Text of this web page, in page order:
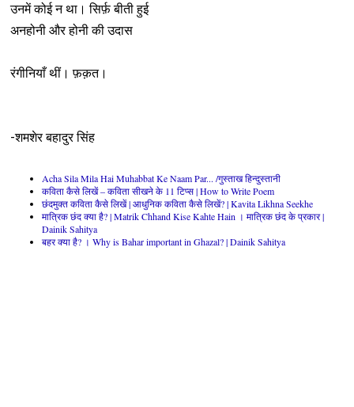
उनमें कोई न था। सिर्फ़ बीती हुई
अनहोनी और होनी की उदास
रंगीनियाँ थीं। फ़क़त।
-शमशेर बहादुर सिंह
Acha Sila Mila Hai Muhabbat Ke Naam Par... /गुस्ताख हिन्दुस्तानी
कविता कैसे लिखें – कविता सीखने के 11 टिप्स | How to Write Poem
छंदमुक्त कविता कैसे लिखें | आधुनिक कविता कैसे लिखें? | Kavita Likhna Seekhe
मात्रिक छंद क्या है? | Matrik Chhand Kise Kahte Hain । मात्रिक छंद के प्रकार |
Dainik Sahitya
बहर क्या है? । Why is Bahar important in Ghazal? | Dainik Sahitya